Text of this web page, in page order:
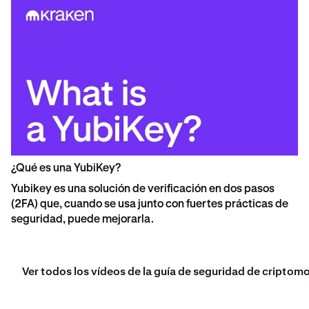
¿Qué es una YubiKey?
Yubikey es una solución de verificación en dos pasos
(2FA) que, cuando se usa junto con fuertes prácticas de
seguridad, puede mejorarla.
Ver todos los vídeos de la guía de seguridad de